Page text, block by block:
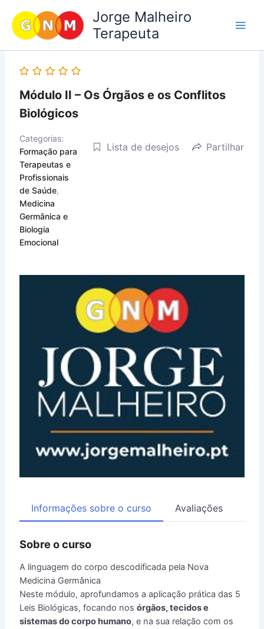
content
Jorge Malheiro
Terapeuta
Módulo II – Os Órgãos e os Conflitos
Biológicos
Categorias:
Formação para
Terapeutas e
Profissionais
de Saúde,
Medicina
Germânica e
Biologia
Emocional
Lista de desejos Partilhar
Informações sobre o curso Avaliações
Sobre o curso
A linguagem do corpo descodificada pela Nova
Medicina Germânica
Neste módulo, aprofundamos a aplicação prática das 5
Leis Biológicas, focando nosórgãos, tecidos e
sistemas do corpo humano, e na sua relação com os